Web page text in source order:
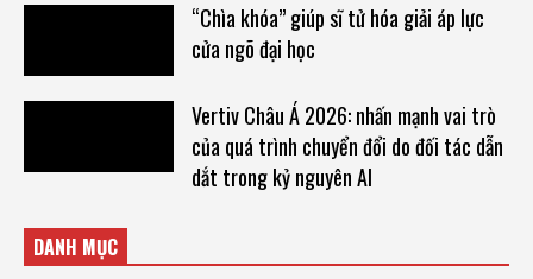
“Chìa khóa” giúp sĩ tử hóa giải áp lực
cửa ngõ đại học
Vertiv Châu Á 2026: nhấn mạnh vai trò
của quá trình chuyển đổi do đối tác dẫn
dắt trong kỷ nguyên AI
DANH MỤC